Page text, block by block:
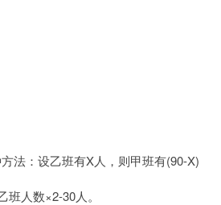
：设乙班有Χ人，则甲班有(90-Χ)
人数×2-30人。